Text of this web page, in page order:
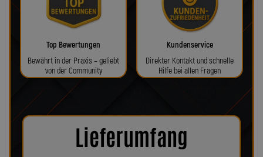
Top Bewertungen
Bewährt in der Praxis – geliebt
von der Community
Kundenservice
Direkter Kontakt und schnelle
Hilfe bei allen Fragen
Lieferumfang